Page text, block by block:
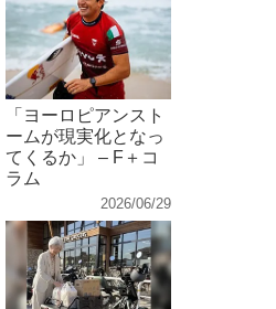
「ヨーロピアンスト
ームが現実化となっ
てくるか」 – F＋コ
ラム
2026/06/29